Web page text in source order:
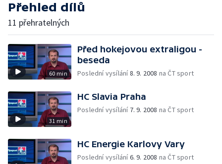
Přehled dílů
11 přehratelných
60 min
Před hokejovou extraligou -
beseda
Poslední vysílání8. 9. 2008 na ČT sport
31 min
HC Slavia Praha
Poslední vysílání 7. 9. 2008 na ČT sport
HC Energie Karlovy Vary
Poslední vysílání6. 9. 2008 na ČT sport